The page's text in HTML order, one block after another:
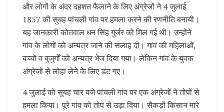
और लोगों के अंदर दहशत फैलाने के लिए अंग्रेजों ने 4 जुलाई
1857 की सुबह पांचली गांव पर हमला करने की रणनीति बनायी।
यह जानकारी कोतवाल धन सिंह गुर्जर को मिल गई थी। उन्होंने
गांव के लोगों को अन्यत्र जाने की सलाह दी। गांव की महिलाओं,
बच्चों व बुजुर्गों को अन्यत्र भेज दिया गया। लेकिन गांव के युवक
अंग्रेजों से लोहा लेने के लिए डंट गए।
4 जुलाई को सुबह चार बजे पांचली गांव पर एक अंग्रेजों ने तोपों से
हमला किया। पूरे गांव को तोप से उड़ा दिया। सैकड़ों किसान मारे